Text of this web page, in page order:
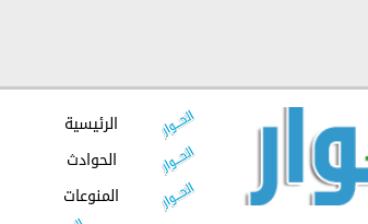
الرئيسية
الحوادث
المنوعات